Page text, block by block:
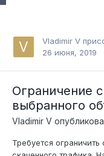
Vladimir V
26 июня, 2019
Ограничение
выбранного
Vladimir V
Требуется